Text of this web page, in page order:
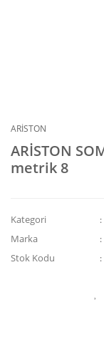
ARİSTON
ARİSTON
metrik 8
Kategori
Marka
Stok Kodu